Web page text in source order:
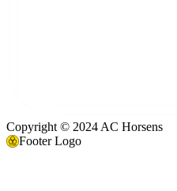
Copyright © 2024 AC Horsens
Footer Logo